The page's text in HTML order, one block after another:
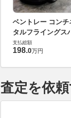
ベントレー コンチ
タルフライングス
6.0 4WD
支払総額
198.0万円
査定を依